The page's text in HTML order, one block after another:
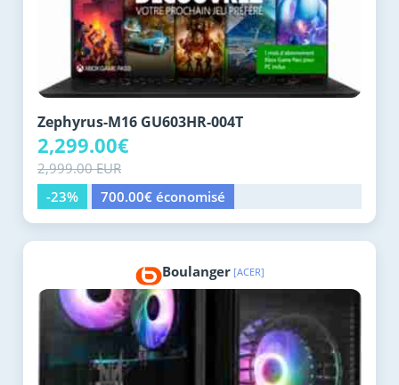
Zephyrus-M16 GU603HR-004T
2,299.00€
2,999.00 EUR
-23%
700.00€ économisé
Boulanger [ACER]